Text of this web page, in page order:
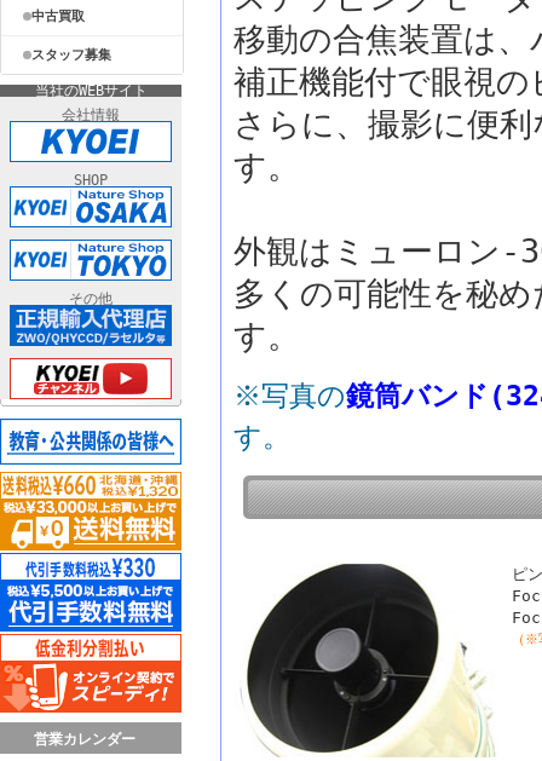
中古買取
スタッフ募集
当社のWEBサイト
会社情報
SHOP
その他
営業カレンダー
移動の合焦装置は
補正機能付で眼視
さらに、撮影に便
す。
外観はミューロン-
多くの可能性を秘
す。
※写真の鏡筒バンド
す。
ピ
（